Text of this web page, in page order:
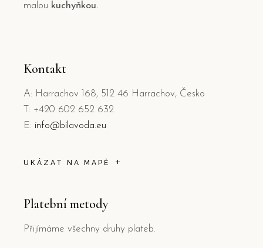
malou kuchyňkou.
Kontakt
A: Harrachov 168, 512 46 Harrachov, Česko
T: +420 602 652 632
E: info@bilavoda.eu
UKÁZAT NA MAPĚ
Platební metody
Přijímáme všechny druhy plateb.